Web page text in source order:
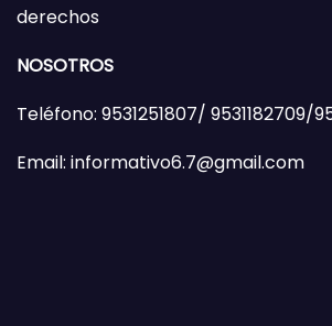
derechos
NOSOTROS
Teléfono: 9531251807/ 9531182709/
Email: informativo6.7@gmail.com